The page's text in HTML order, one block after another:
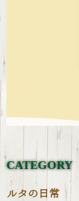
CATEGORY
ルタの日常